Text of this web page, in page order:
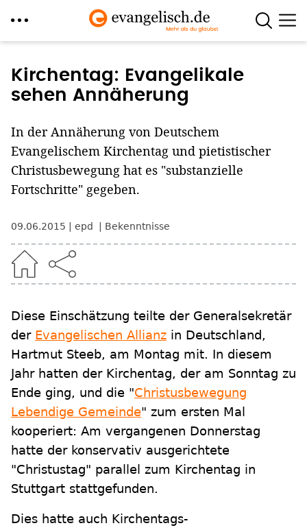
zum
Inhalt
Kirchentag: Evangelikale
sehen Annäherung
In der Annäherung von Deutschem
Evangelischem Kirchentag und pietistischer
Christusbewegung hat es "substanzielle
Fortschritte" gegeben.
09.06.2015 epd Bekenntnisse
Diese Einschätzung teilte der Generalsekretär
der Evangelischen Allianz in Deutschland,
Hartmut Steeb, am Montag mit. In diesem
Jahr hatten der Kirchentag, der am Sonntag zu
Ende ging, und die "Christusbewegung
Lebendige Gemeinde" zum ersten Mal
kooperiert: Am vergangenen Donnerstag
hatte der konservativ ausgerichtete
"Christustag" parallel zum Kirchentag in
Stuttgart stattgefunden.
Dies hatte auch Kirchentags-